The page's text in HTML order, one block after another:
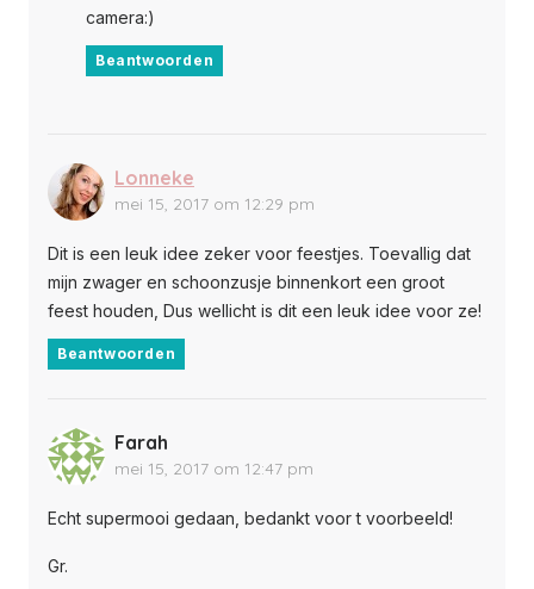
camera:)
Beantwoorden
Lonneke
mei 15, 2017 om 12:29 pm
Dit is een leuk idee zeker voor feestjes. Toevallig dat
mijn zwager en schoonzusje binnenkort een groot
feest houden, Dus wellicht is dit een leuk idee voor ze!
Beantwoorden
Farah
mei 15, 2017 om 12:47 pm
Echt supermooi gedaan, bedankt voor t voorbeeld!
Gr.